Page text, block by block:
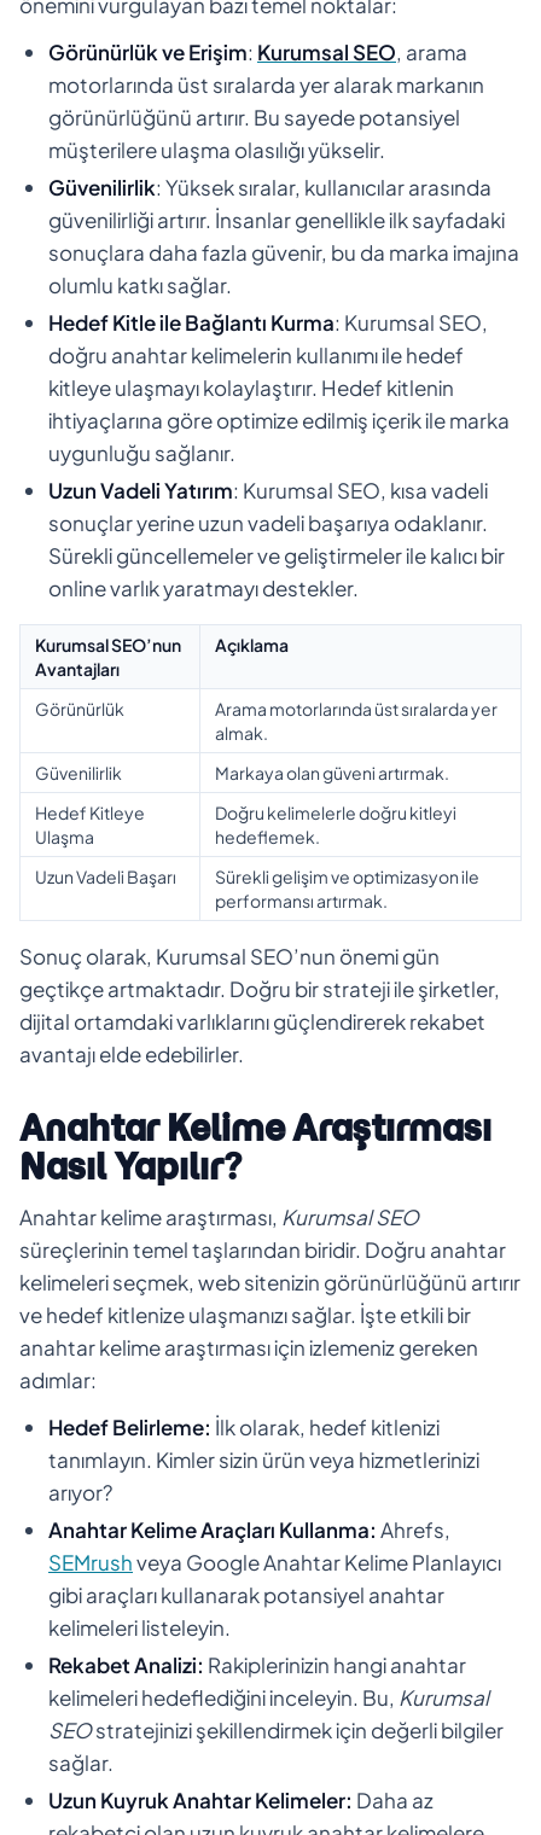
Görünürlük ve Erişim: Kurumsal SEO, arama
motorlarında üst sıralarda yer alarak markanın
görünürlüğünü artırır. Bu sayede potansiyel
müşterilere ulaşma olasılığı yükselir.
Güvenilirlik: Yüksek sıralar, kullanıcılar arasında
güvenilirliği artırır. İnsanlar genellikle ilk sayfadaki
sonuçlara daha fazla güvenir, bu da marka imajına
olumlu katkı sağlar.
Hedef Kitle ile Bağlantı Kurma: Kurumsal SEO,
doğru anahtar kelimelerin kullanımı ile hedef
kitleye ulaşmayı kolaylaştırır. Hedef kitlenin
ihtiyaçlarına göre optimize edilmiş içerik ile marka
uygunluğu sağlanır.
Uzun Vadeli Yatırım: Kurumsal SEO, kısa vadeli
sonuçlar yerine uzun vadeli başarıya odaklanır.
Sürekli güncellemeler ve geliştirmeler ile kalıcı bir
online varlık yaratmayı destekler.
Kurumsal SEO’nun
Avantajları
Açıklama
Görünürlük
Arama motorlarında üst sıralarda yer
almak.
Güvenilirlik
Markaya olan güveni artırmak.
Hedef Kitleye
Ulaşma
Doğru kelimelerle doğru kitleyi
hedeflemek.
Uzun Vadeli Başarı
Sürekli gelişim ve optimizasyon ile
performansı artırmak.
Sonuç olarak, Kurumsal SEO’nun önemi gün
geçtikçe artmaktadır. Doğru bir strateji ile şirketler,
dijital ortamdaki varlıklarını güçlendirerek rekabet
avantajı elde edebilirler.
Anahtar Kelime Araştırması
Nasıl Yapılır?
Anahtar kelime araştırması, Kurumsal SEO
süreçlerinin temel taşlarından biridir. Doğru anahtar
kelimeleri seçmek, web sitenizin görünürlüğünü artırır
ve hedef kitlenize ulaşmanızı sağlar. İşte etkili bir
anahtar kelime araştırması için izlemeniz gereken
adımlar:
Hedef Belirleme: İlk olarak, hedef kitlenizi
tanımlayın. Kimler sizin ürün veya hizmetlerinizi
arıyor?
Anahtar Kelime Araçları Kullanma: Ahrefs,
SEMrushveya Google Anahtar Kelime Planlayıcı
gibi araçları kullanarak potansiyel anahtar
kelimeleri listeleyin.
Rekabet Analizi: Rakiplerinizin hangi anahtar
kelimeleri hedeflediğini inceleyin. Bu, Kurumsal
SEOstratejinizi şekillendirmek için değerli bilgiler
sağlar.
Uzun Kuyruk Anahtar Kelimeler: Daha az